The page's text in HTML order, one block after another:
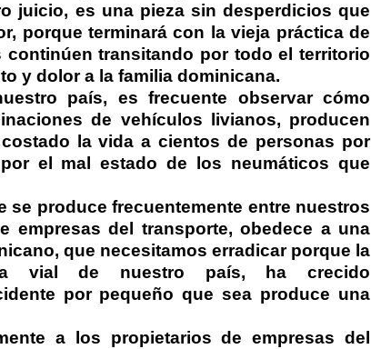
juicio, es una pieza sin desperdicios que
porque terminará con la vieja práctica de
transitando por todo el territorio
y dolor a la familia dominicana.
país, es frecuente observar cómo
de vehículos livianos, producen
la vida a cientos de personas por
el mal estado de los neumáticos que
se produce frecuentemente entre nuestros
empresas del transporte, obedece a una
que necesitamos erradicar porque la
vial de nuestro país, ha crecido
por pequeño que sea produce una
a los propietarios de empresas del